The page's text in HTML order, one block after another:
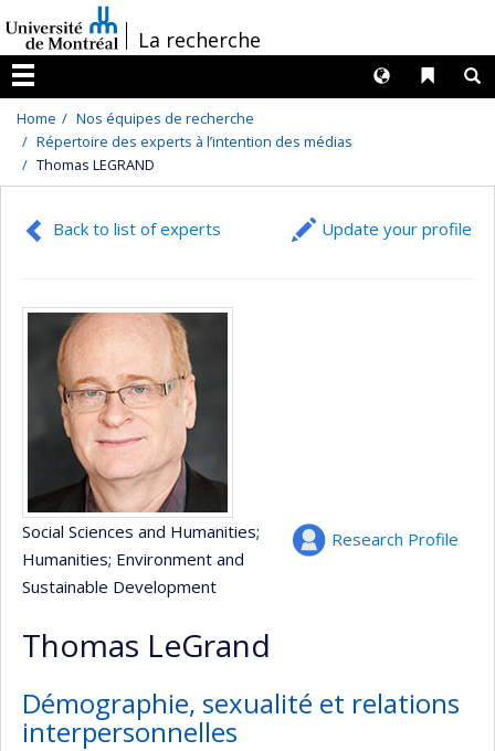
au
contenu
/La recherche
Menu
Liens
Langues
Home
Nos équipes de recherche
Répertoire des experts à l’intention des médias
Thomas LEGRAND
Back to list of experts Update your profile
Research Profile
Social Sciences and Humanities;
Humanities; Environment and
Sustainable Development
Thomas LeGrand
Démographie, sexualité et relations
interpersonnelles